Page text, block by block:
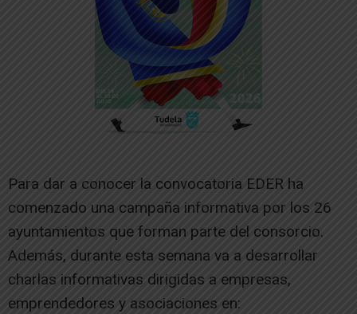
Para dar a conocer la convocatoria EDER ha
comenzado una campaña informativa por los 26
ayuntamientos que forman parte del consorcio.
Además, durante esta semana va a desarrollar
charlas informativas dirigidas a empresas,
emprendedores y asociaciones en: